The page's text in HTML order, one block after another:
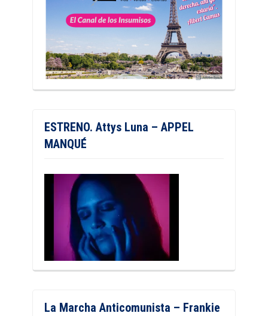
ESTRENO. Attys Luna – APPEL
MANQUÉ
La Marcha Anticomunista – Frankie